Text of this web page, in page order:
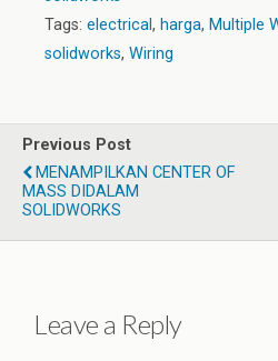
Tags: electrical, harga, Multiple
solidworks, Wiring
Previous Post
MENAMPILKAN CENTER OF
MASS DIDALAM
SOLIDWORKS
Leave a Reply